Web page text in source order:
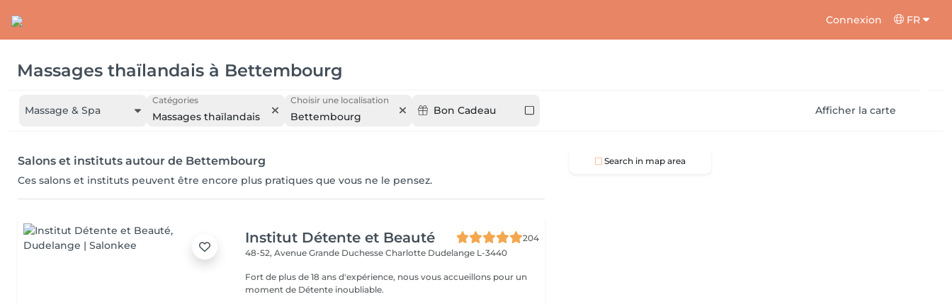
Connexion FR
Massages thaïlandais à Bettembourg
Massage & Spa
Catégories
Massages thaïlandais
Choisir une localisation
Bettembourg Bon Cadeau Afficher la carte
Salons et instituts autour de Bettembourg
Ces salons et instituts peuvent être encore plus pratiques que vous ne le pensez.
Institut Détente et Beauté
204
48-52, Avenue Grande Duchesse Charlotte Dudelange L-3440
Fort de plus de 18 ans d'expérience, nous vous accueillons pour un
moment de Détente inoubliable.
Search in map area